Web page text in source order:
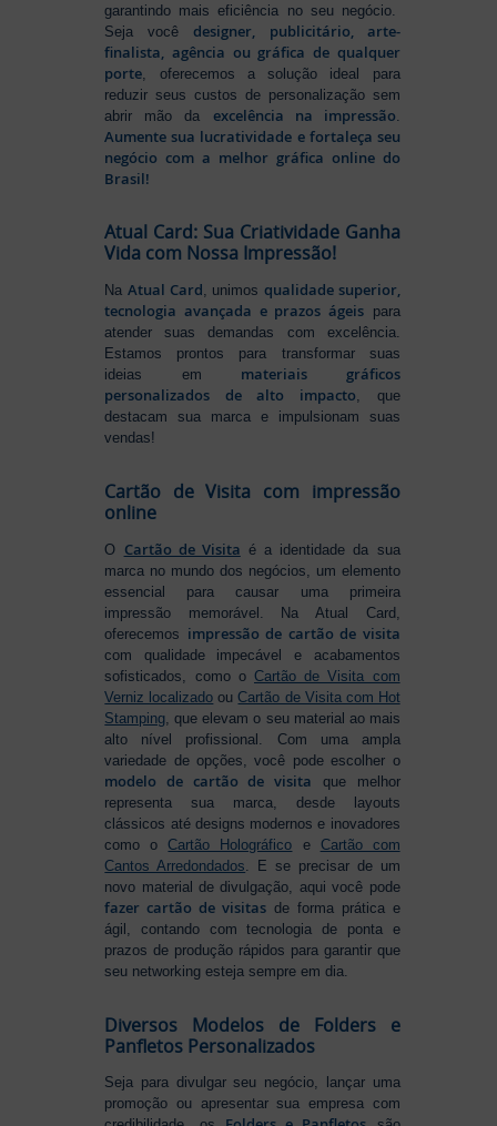
garantindo mais eficiência no seu negócio.
Seja vocêdesigner, publicitário, arte-
finalista, agência ou gráfica de qualquer
porte , oferecemos a solução ideal para
reduzir seus custos de personalização sem
abrir mão da excelência na impressão
Aumente sua lucratividade e fortaleça seu
negócio com a melhor gráfica online do
Brasil!
Atual Card: Sua Criatividade Ganha
Vida com Nossa Impressão!
Na Atual Card, unimos qualidade superior,
tecnologia avançada e prazos ágeispara
atender suas demandas com excelência.
Estamos prontos para transformar suas
ideias em materiais gráficos
personalizados de alto impacto, que
destacam sua marca e impulsionam suas
vendas!
Cartão de Visita com impressão
online
O Cartão de Visita é a identidade da sua
marca no mundo dos negócios, um elemento
essencial para causar uma primeira
impressão memorável. Na Atual Card,
oferecemos impressão de cartão de visita
com qualidade impecável e acabamentos
sofisticados, como o Cartão de Visita com
Verniz localizado ouCartão de Visita com Hot
Stamping , que elevam o seu material ao mais
alto nível profissional. Com uma ampla
variedade de opções, você pode escolher o
modelo de cartão de visita que melhor
representa sua marca, desde layouts
clássicos até designs modernos e inovadores
como oCartão Holográfico e Cartão com
Cantos Arredondados . E se precisar de um
novo material de divulgação, aqui você pode
fazer cartão de visitas de forma prática e
ágil, contando com tecnologia de ponta e
prazos de produção rápidos para garantir que
seu networking esteja sempre em dia.
Diversos Modelos de Folders e
Panfletos Personalizados
Seja para divulgar seu negócio, lançar uma
promoção ou apresentar sua empresa com